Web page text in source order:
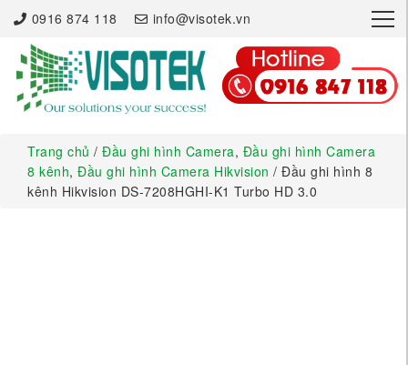
0916 874 118 info@visotek.vn ×
Trang chủ / Đầu ghi hình Camera, Đầu ghi hình Camera
8 kênh, Đầu ghi hình Camera Hikvision / Đầu ghi hình 8
kênh Hikvision DS-7208HGHI-K1 Turbo HD 3.0